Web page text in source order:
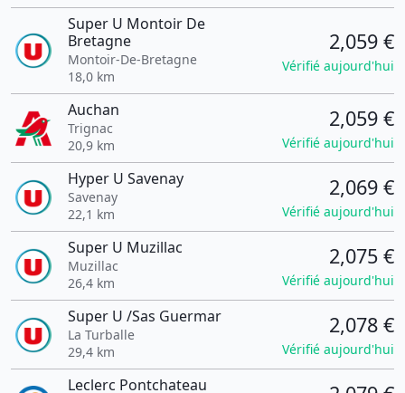
Super U Montoir De
Bretagne
Montoir-De-Bretagne
18,0 km
2,059 €
Vérifié aujourd'hui
Auchan
Trignac
20,9 km
2,059 €
Vérifié aujourd'hui
Hyper U Savenay
Savenay
22,1 km
2,069 €
Vérifié aujourd'hui
Super U Muzillac
Muzillac
26,4 km
2,075 €
Vérifié aujourd'hui
Super U /Sas Guermar
La Turballe
29,4 km
2,078 €
Vérifié aujourd'hui
Leclerc Pontchateau